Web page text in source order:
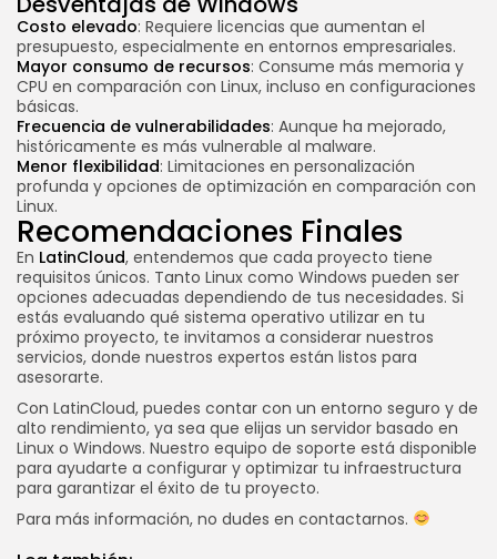
Costo elevado: Requiere licencias que aumentan el
presupuesto, especialmente en entornos empresariales.
Mayor consumo de recursos: Consume más memoria y
CPU en comparación con Linux, incluso en configuraciones
básicas.
Frecuencia de vulnerabilidades: Aunque ha mejorado,
históricamente es más vulnerable al malware.
Menor flexibilidad: Limitaciones en personalización
profunda y opciones de optimización en comparación con
Linux.
Recomendaciones Finales
En LatinCloud, entendemos que cada proyecto tiene
requisitos únicos. Tanto Linux como Windows pueden ser
opciones adecuadas dependiendo de tus necesidades. Si
estás evaluando qué sistema operativo utilizar en tu
próximo proyecto, te invitamos a considerar nuestros
servicios, donde nuestros expertos están listos para
asesorarte.
Con LatinCloud, puedes contar con un entorno seguro y de
alto rendimiento, ya sea que elijas un servidor basado en
Linux o Windows. Nuestro equipo de soporte está disponible
para ayudarte a configurar y optimizar tu infraestructura
para garantizar el éxito de tu proyecto.
Para más información, no dudes en contactarnos.